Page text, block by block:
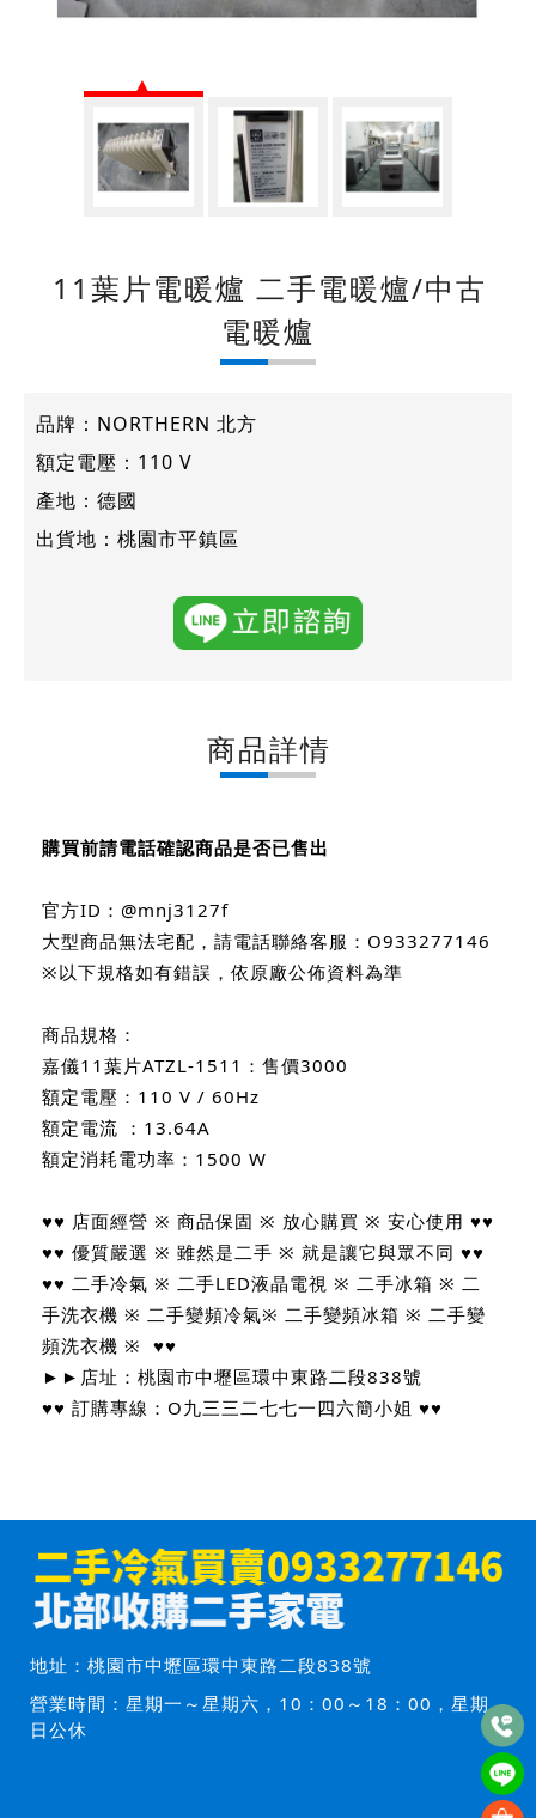
11葉片電暖爐 二手電暖爐/中古
電暖爐
品牌：NORTHERN 北方
額定電壓：110 V
產地：德國
出貨地：桃園市平鎮區
商品詳情
購買前請電話確認商品是否已售出
官方ID：@mnj3127f
大型商品無法宅配，請電話聯絡客服：O933277146
※以下規格如有錯誤，依原廠公佈資料為準
商品規格：
嘉儀11葉片ATZL-1511：售價3000
額定電壓：110 V / 60Hz
額定電流 ：13.64A
額定消耗電功率：1500 W
♥♥ 店面經營 ※ 商品保固 ※ 放心購買 ※ 安心使用 ♥♥
♥♥ 優質嚴選 ※ 雖然是二手 ※ 就是讓它與眾不同 ♥♥
♥♥ 二手冷氣 ※ 二手LED液晶電視 ※ 二手冰箱 ※ 二
手洗衣機 ※ 二手變頻冷氣※ 二手變頻冰箱 ※ 二手變
頻洗衣機 ※ ♥♥
►►店址：桃園市中壢區環中東路二段838號
♥♥ 訂購專線：O九三三二七七一四六簡小姐 ♥♥
地址： 桃園市中壢區環中東路二段838號
營業時間：星期一～星期六，10：00～18：00，星期
日公休